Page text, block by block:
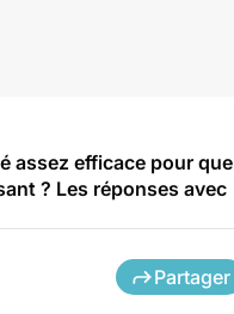
assez efficace pour que
? Les réponses avec
Partager